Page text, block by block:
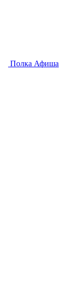
Полка Афиша